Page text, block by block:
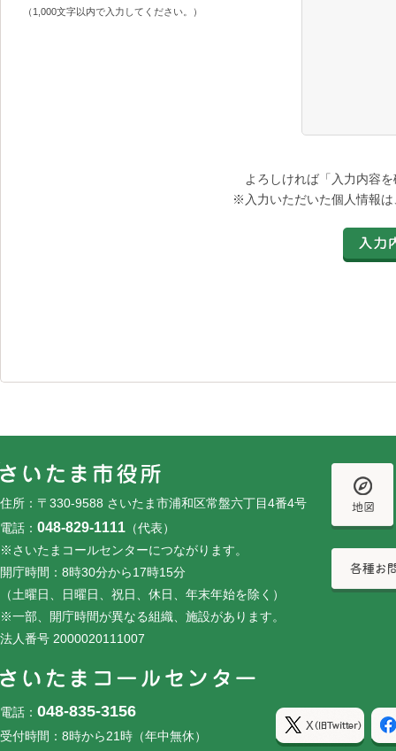
（1,000文字以内で入力してください。）
よろしければ「入力内容
※入力いただいた個人情報
住所：〒330-9588 さいたま市浦和区常盤六丁目4番4号
電話： 048-829-1111 （代表）
※さいたまコールセンターにつながります。
開庁時間：8時30分から17時15分
（土曜日、日曜日、祝日、休日、年末年始を除く）
※一部、開庁時間が異なる組織、施設があります。
法人番号 2000020111007
電話： 048-835-3156
受付時間：8時から21時（年中無休）